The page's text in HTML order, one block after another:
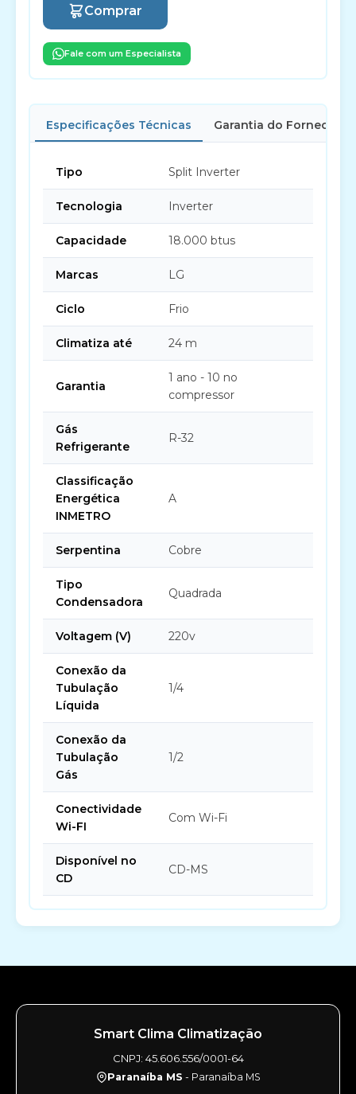
Comprar
Fale com um Especialista
Especificações Técnicas Garantia do Fornecedor
Tipo Split Inverter
Tecnologia Inverter
Capacidade 18.000 btus
Marcas LG
Ciclo Frio
Climatiza até 24 m
Garantia
1 ano - 10 no
compressor
Gás
Refrigerante
R-32
Classificação
Energética
INMETRO
A
Serpentina Cobre
Tipo
Condensadora
Quadrada
Voltagem (V) 220v
Conexão da
Tubulação
Líquida
1/4
Conexão da
Tubulação
Gás
1/2
Conectividade
Wi-FI
Com Wi-Fi
Disponível no
CD
CD-MS
Smart Clima Climatização
CNPJ: 45.606.556/0001-64
Paranaíba MS - Paranaíba MS